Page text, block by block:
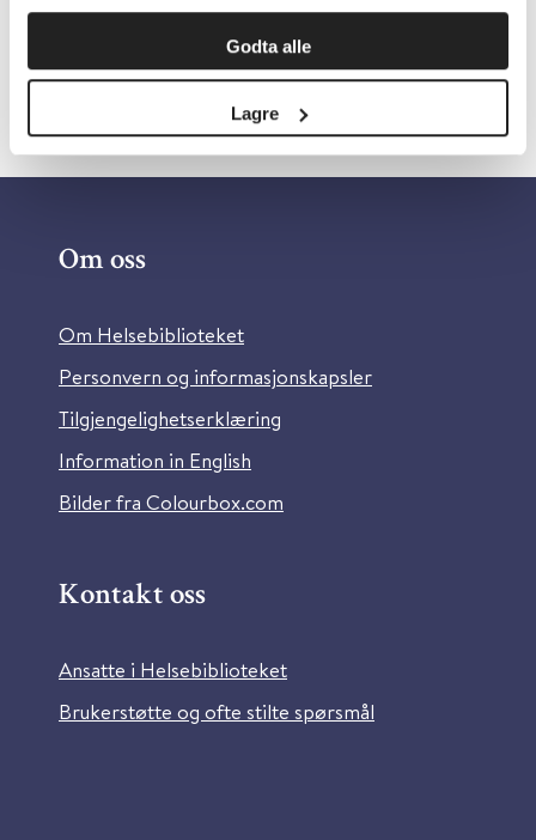
Godta alle
Lagre
Om oss
Om Helsebiblioteket
Personvern og informasjonskapsler
Tilgjengelighetserklæring
Information in English
Bilder fra Colourbox.com
Kontakt oss
Ansatte i Helsebiblioteket
Brukerstøtte og ofte stilte spørsmål